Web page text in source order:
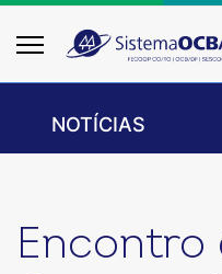
NOTÍCIAS
Encontro